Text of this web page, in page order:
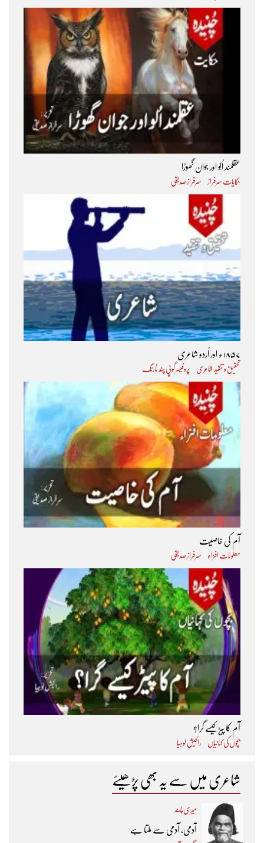
عقلمند اُلّو اور جوان گھوڑا
حکایات سرفراز سرفراز صدیقی
۱۸۵۷ء اور اُردو شاعری
تحقیق و تنقید شاعری پروفیسر گوپی چند نارنگ
آم کی خاصیت
معلومات افزاء سرفراز صدیقی
آم کا پیڑ کیسے گرا؟
بچوں کی کہانیاں راکیش لوہیا
شاعری میں سے یہ بھی پڑھیئے
میری پسند
آدمی، آدمی سے ملتا ہے